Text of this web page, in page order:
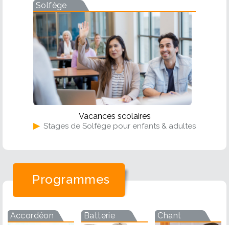
Solfège
Vacances scolaires
▶ Stages de Solfège pour enfants & adultes
Programmes
Accordéon Batterie Chant